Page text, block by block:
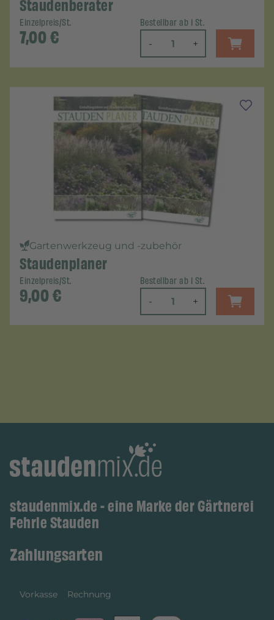
Staudenberater
Einzelpreis/St.
7,00€
Bestellbar ab 1 St.
- +
Gartenwerkzeug und -zubehör
Staudenplaner
Einzelpreis/St.
9,00€
Bestellbar ab 1 St.
- +
staudenmix.de - eine Marke der Gärtnerei
Fehrle Stauden
Zahlungsarten
Vorkasse Rechnung